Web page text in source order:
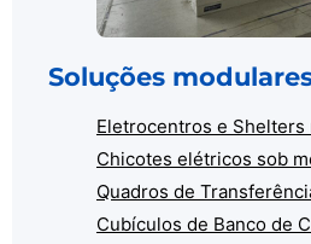
Soluções
Eletrocentros e Shelters
Chicotes elétricos sob
Quadros de
Cubículos de Banco de